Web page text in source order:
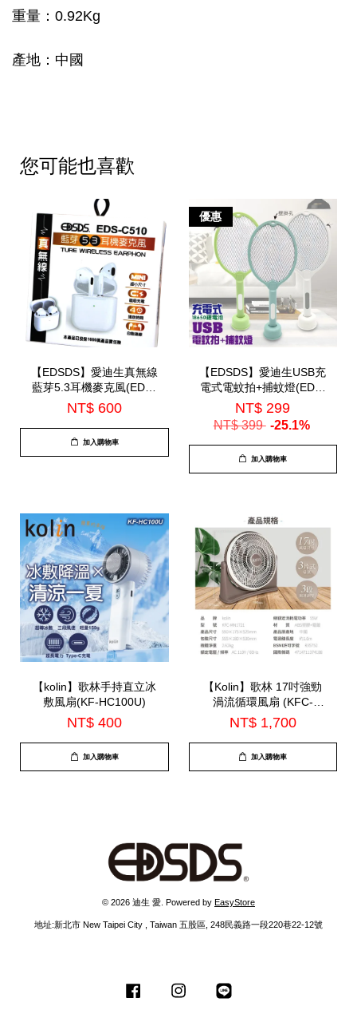
重量：0.92Kg
產地：中國
您可能也喜歡
【EDSDS】愛迪生真無線
藍芽5.3耳機麥克風(EDS-
C510)-7月底到貨
NT$ 600
加入購物車
優惠
【EDSDS】愛迪生USB充
電式電蚊拍+捕蚊燈(EDS-
P5693)
NT$ 299
NT$ 399 -25.1%
加入購物車
【kolin】歌林手持直立冰
敷風扇(KF-HC100U)
NT$ 400
加入購物車
【Kolin】歌林 17吋強勁
渦流循環風扇 (KFC-
MN1721)
NT$ 1,700
加入購物車
© 2026 迪生 愛. Powered by EasyStore
地址:新北市 New Taipei City , Taiwan 五股區, 248民義路一段220巷22-12號
Facebook Instagram